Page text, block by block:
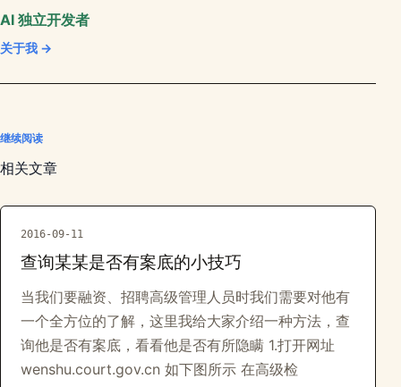
AI 独立开发者
关于我 →
继续阅读
相关文章
2016-09-11
查询某某是否有案底的小技巧
当我们要融资、招聘高级管理人员时我们需要对他有
一个全方位的了解，这里我给大家介绍一种方法，查
询他是否有案底，看看他是否有所隐瞒 1.打开网址
wenshu.court.gov.cn 如下图所示 在高级检